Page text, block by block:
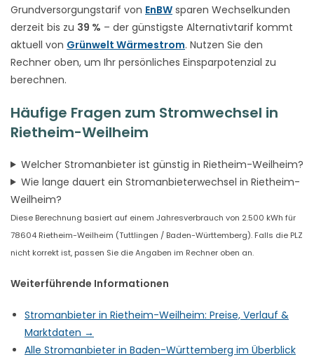
Grundversorgungstarif von EnBW sparen Wechselkunden
derzeit bis zu 39 % – der günstigste Alternativtarif kommt
aktuell von Grünwelt Wärmestrom. Nutzen Sie den
Rechner oben, um Ihr persönliches Einsparpotenzial zu
berechnen.
Häufige Fragen zum Stromwechsel in
Rietheim-Weilheim
Welcher Stromanbieter ist günstig in Rietheim-Weilheim?
Wie lange dauert ein Stromanbieterwechsel in Rietheim-
Weilheim?
Diese Berechnung basiert auf einem Jahresverbrauch von 2.500 kWh für
78604 Rietheim-Weilheim (Tuttlingen / Baden-Württemberg). Falls die PLZ
nicht korrekt ist, passen Sie die Angaben im Rechner oben an.
Weiterführende Informationen
Stromanbieter in Rietheim-Weilheim: Preise, Verlauf &
Marktdaten →
Alle Stromanbieter in Baden-Württemberg im Überblick